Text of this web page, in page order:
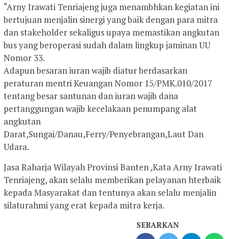
“Arny Irawati Tenriajeng juga menambhkan kegiatan ini
bertujuan menjalin sinergi yang baik dengan para mitra
dan stakeholder sekaligus upaya memastikan angkutan
bus yang beroperasi sudah dalam lingkup jaminan UU
Nomor 33.
Adapun besaran iuran wajib diatur berdasarkan
peraturan mentri Keuangan Nomor 15/PMK.010/2017
tentang besar santunan dan iuran wajib dana
pertanggungan wajib kecelakaan penumpang alat
angkutan
Darat,Sungai/Danau,Ferry/Penyebrangan,Laut Dan
Udara.
Jasa Raharja Wilayah Provinsi Banten ,Kata Arny Irawati
Tenriajeng, akan selalu memberikan pelayanan hterbaik
kepada Masyarakat dan tentunya akan selalu menjalin
silaturahmi yang erat kepada mitra kerja.
SEBARKAN